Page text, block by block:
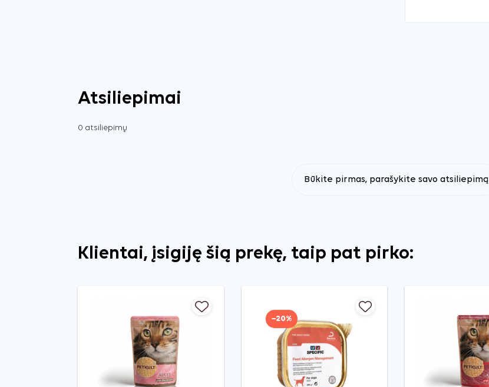
Atsiliepimai
0 atsiliepimų
Būkite pirmas, parašykite savo atsiliepimą
Klientai, įsigiję šią prekę, taip pat pirko:
−20%